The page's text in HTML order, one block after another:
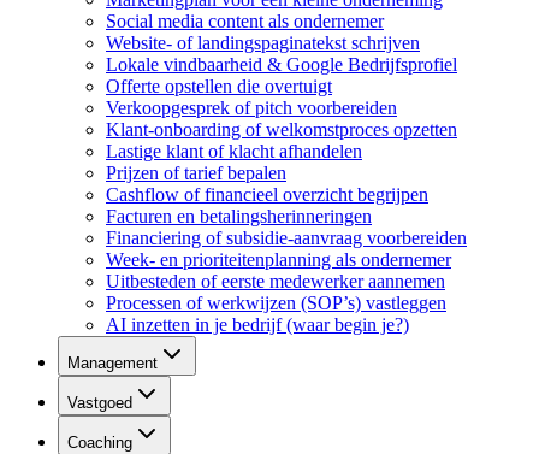
Social media content als ondernemer
Website- of landingspaginatekst schrijven
Lokale vindbaarheid & Google Bedrijfsprofiel
Offerte opstellen die overtuigt
Verkoopgesprek of pitch voorbereiden
Klant-onboarding of welkomstproces opzetten
Lastige klant of klacht afhandelen
Prijzen of tarief bepalen
Cashflow of financieel overzicht begrijpen
Facturen en betalingsherinneringen
Financiering of subsidie-aanvraag voorbereiden
Week- en prioriteitenplanning als ondernemer
Uitbesteden of eerste medewerker aannemen
Processen of werkwijzen (SOP’s) vastleggen
AI inzetten in je bedrijf (waar begin je?)
Management
Vastgoed
Coaching